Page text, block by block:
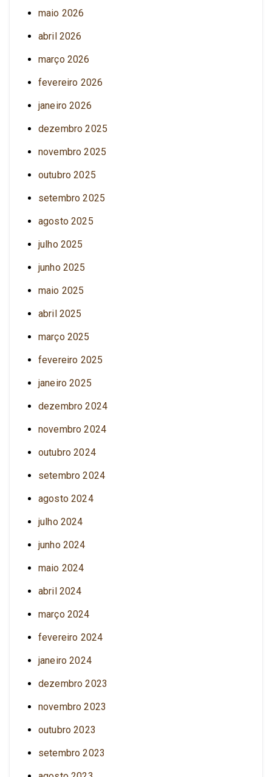
maio 2026
abril 2026
março 2026
fevereiro 2026
janeiro 2026
dezembro 2025
novembro 2025
outubro 2025
setembro 2025
agosto 2025
julho 2025
junho 2025
maio 2025
abril 2025
março 2025
fevereiro 2025
janeiro 2025
dezembro 2024
novembro 2024
outubro 2024
setembro 2024
agosto 2024
julho 2024
junho 2024
maio 2024
abril 2024
março 2024
fevereiro 2024
janeiro 2024
dezembro 2023
novembro 2023
outubro 2023
setembro 2023